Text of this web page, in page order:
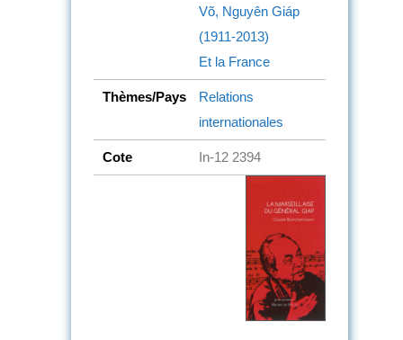
Võ, Nguyên Giáp
(1911-2013)
Et la France
Thèmes/Pays
Relations
internationales
Cote In-12 2394